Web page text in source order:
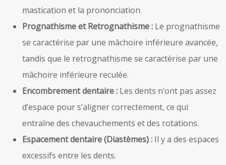
mastication et la prononciation.
Prognathisme et Retrognathisme : Le prognathisme
se caractérise par une mâchoire inférieure avancée,
tandis que le retrognathisme se caractérise par une
mâchoire inférieure reculée.
Encombrement dentaire : Les dents n’ont pas assez
d’espace pour s’aligner correctement, ce qui
entraîne des chevauchements et des rotations.
Espacement dentaire (Diastèmes) : Il y a des espaces
excessifs entre les dents.